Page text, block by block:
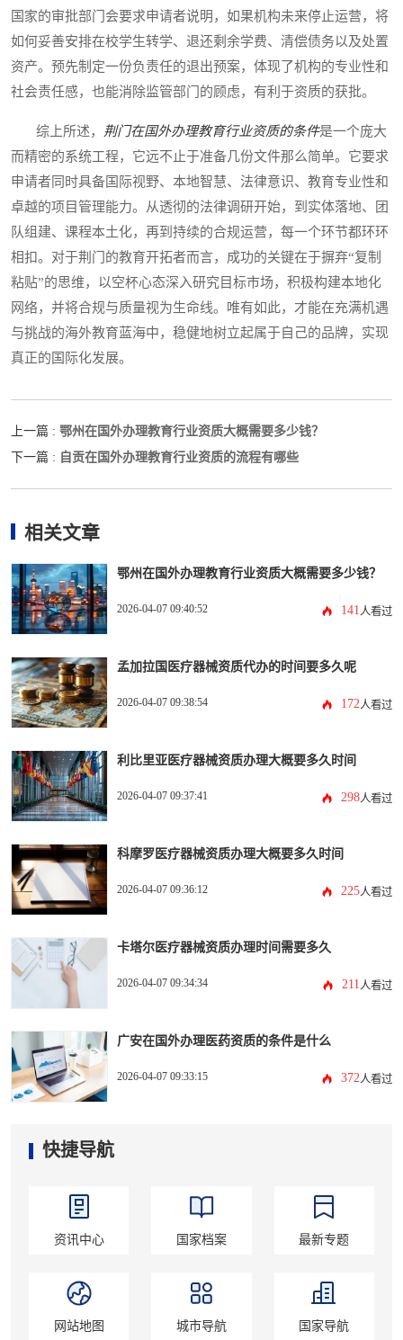
国家的审批部门会要求申请者说明，如果机构未来停止运营，将
如何妥善安排在校学生转学、退还剩余学费、清偿债务以及处置
资产。预先制定一份负责任的退出预案，体现了机构的专业性和
社会责任感，也能消除监管部门的顾虑，有利于资质的获批。
综上所述， 荆门在国外办理教育行业资质的条件是一个庞大
而精密的系统工程，它远不止于准备几份文件那么简单。它要求
申请者同时具备国际视野、本地智慧、法律意识、教育专业性和
卓越的项目管理能力。从透彻的法律调研开始，到实体落地、团
队组建、课程本土化，再到持续的合规运营，每一个环节都环环
相扣。对于荆门的教育开拓者而言，成功的关键在于摒弃“复制
粘贴”的思维，以空杯心态深入研究目标市场，积极构建本地化
网络，并将合规与质量视为生命线。唯有如此，才能在充满机遇
与挑战的海外教育蓝海中，稳健地树立起属于自己的品牌，实现
真正的国际化发展。
上一篇 : 鄂州在国外办理教育行业资质大概需要多少钱？
下一篇 : 自贡在国外办理教育行业资质的流程有哪些
相关文章
鄂州在国外办理教育行业资质大概需要多少钱？
2026-04-07 09:40:52 141人看过
孟加拉国医疗器械资质代办的时间要多久呢
2026-04-07 09:38:54 172人看过
利比里亚医疗器械资质办理大概要多久时间
2026-04-07 09:37:41 298人看过
科摩罗医疗器械资质办理大概要多久时间
2026-04-07 09:36:12 225人看过
卡塔尔医疗器械资质办理时间需要多久
2026-04-07 09:34:34 211人看过
广安在国外办理医药资质的条件是什么
2026-04-07 09:33:15 372人看过
快捷导航
资讯中心 国家档案 最新专题
网站地图 城市导航 国家导航